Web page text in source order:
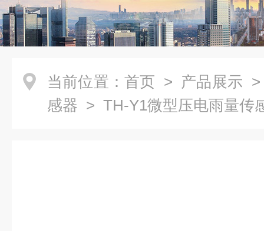
当前位置： 首页 > 产品展示
感器 > TH-Y1微型压电雨量传